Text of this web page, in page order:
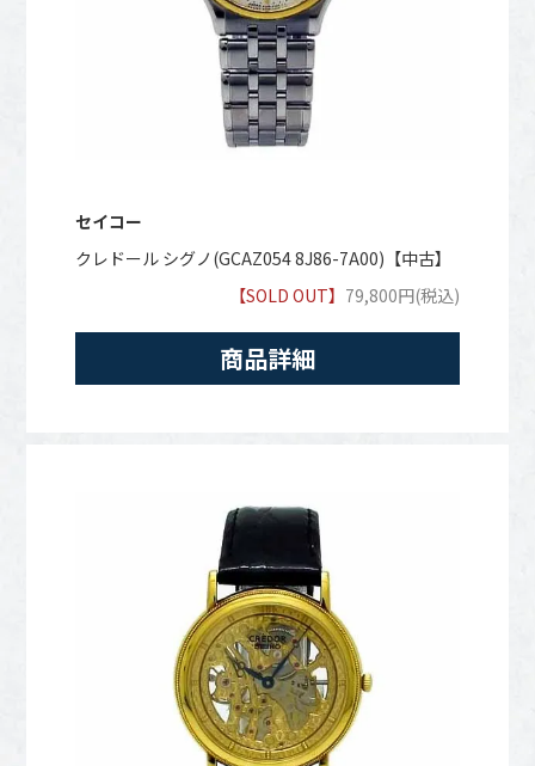
セイコー
クレドール シグノ(GCAZ054 8J86-7A00)【中古】
【SOLD OUT】 79,800円(税込)
商品詳細